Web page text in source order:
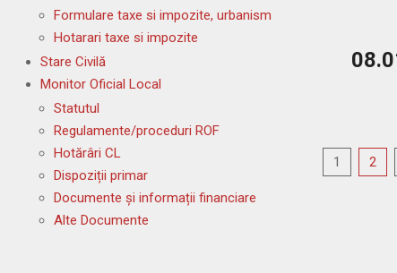
08
1 2
Formulare taxe si impozite, urbanism
Hotarari taxe si impozite
Stare Civilă
Monitor Oficial Local
Statutul
Regulamente/proceduri ROF
Hotărâri CL
Dispoziții primar
Documente și informații financiare
Alte Documente